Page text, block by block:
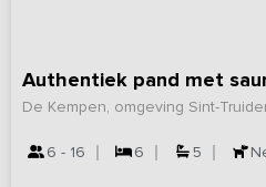
Authentiek pand met
De Kempen, omgeving Sint-
6 - 16 6 5